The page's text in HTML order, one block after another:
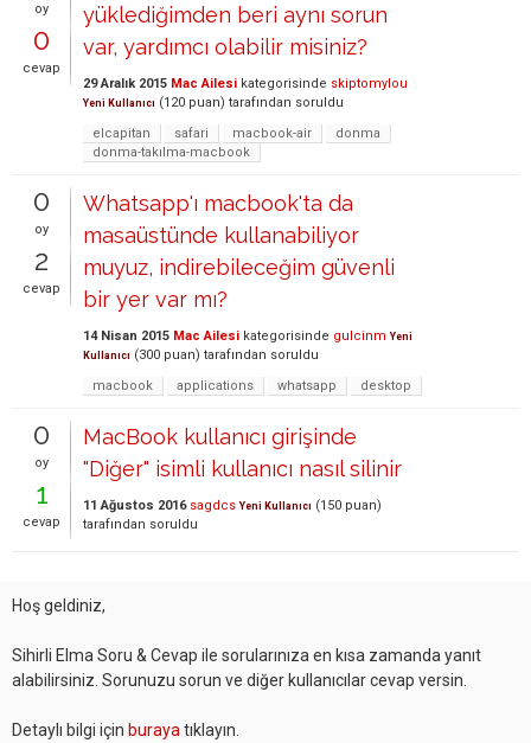
oy
0
cevap
yüklediğimden beri aynı sorun
var, yardımcı olabilir misiniz?
29 Aralık 2015 Mac Ailesi kategorisinde skiptomylou
Yeni Kullanıcı (120 puan) tarafından soruldu
elcapitan
safari macbook-air
donma
donma-takılma-macbook
0
oy
2
cevap
Whatsapp'ı macbook'ta da
masaüstünde kullanabiliyor
muyuz, indirebileceğim güvenli
bir yer var mı?
14 Nisan 2015 Mac Ailesi kategorisinde gulcinm Yeni
Kullanıcı (300 puan) tarafından soruldu
macbook
applications whatsapp desktop
0
oy
1
cevap
MacBook kullanıcı girişinde
"Diğer" isimli kullanıcı nasıl silinir
11 Ağustos 2016 sagdcs Yeni Kullanıcı (150 puan)
tarafından soruldu
Hoş geldiniz,
Sihirli Elma Soru & Cevap ile sorularınıza en kısa zamanda yanıt
alabilirsiniz. Sorunuzu sorun ve diğer kullanıcılar cevap versin.
Detaylı bilgi için buraya tıklayın.